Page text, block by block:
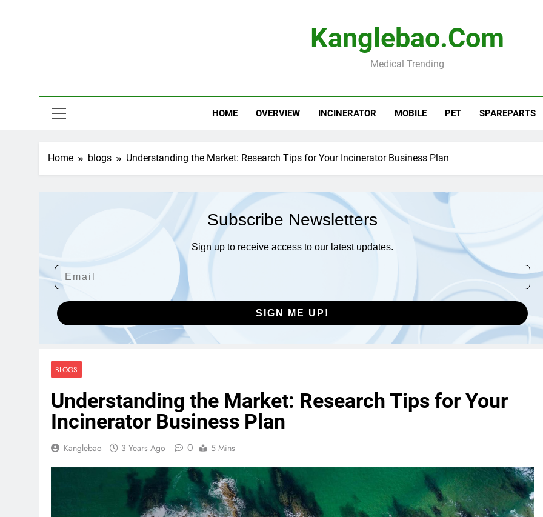
Kanglebao.com
Medical Trending
HOME OVERVIEW INCINERATOR MOBILE PET SPAREPARTS
Home blogs Understanding the Market: Research Tips for Your Incinerator Business Plan
Subscribe Newsletters
Sign up to receive access to our latest updates.
SIGN ME UP!
BLOGS
Understanding the Market: Research Tips for Your
Incinerator Business Plan
Kanglebao 3 Years Ago 0 5 Mins